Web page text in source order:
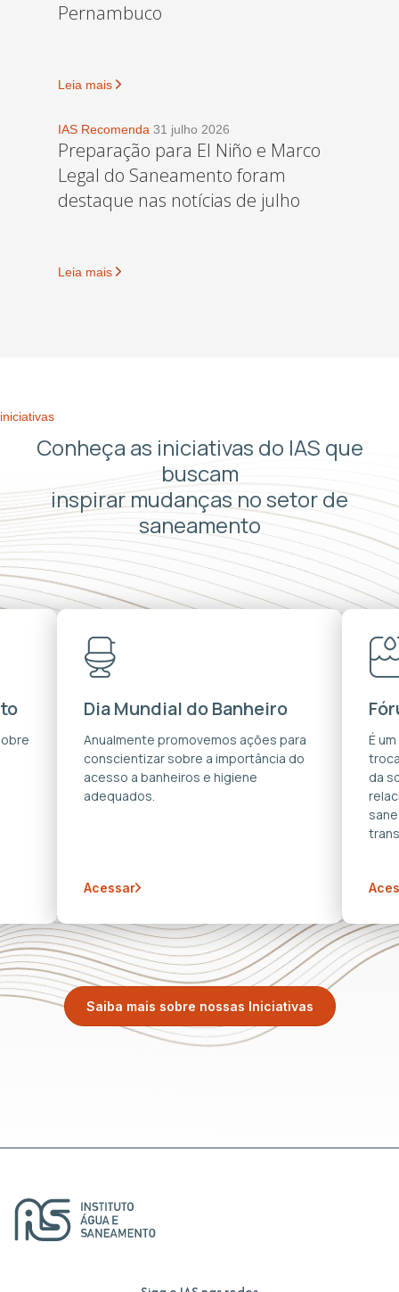
Pernambuco
Leia mais
IAS Recomenda 31 julho 2026
Preparação para El Niño e Marco
Legal do Saneamento foram
destaque nas notícias de julho
Leia mais
iniciativas
Conheça as iniciativas do IAS que
buscam
inspirar mudanças no setor de
saneamento
Dia Mundial do Banheiro
Anualmente promovemos ações para
conscientizar sobre a importância do
acesso a banheiros e higiene
adequados.
Acessar
É
da
Saiba mais sobre nossas Iniciativas